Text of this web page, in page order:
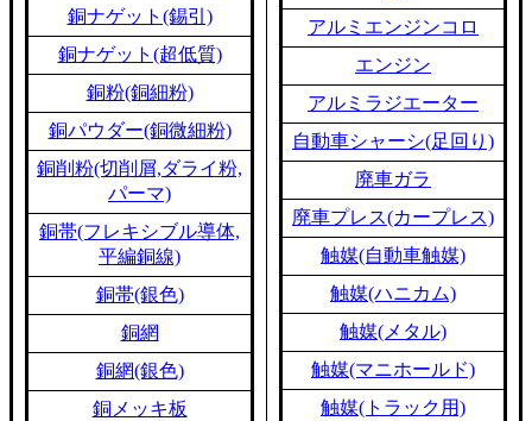
銅ナゲット(錫引)
銅ナゲット(超低質)
銅粉(銅細粉)
銅パウダー(銅微細粉)
銅削粉(切削屑,ダライ粉,
パーマ)
銅帯(フレキシブル導体,
平編銅線)
銅帯(銀色)
銅網
銅網(銀色)
銅メッキ板
アルミエンジンコロ
エンジン
アルミラジエーター
自動車シャーシ(足回り)
廃車ガラ
廃車プレス(カープレス)
触媒(自動車触媒)
触媒(ハニカム)
触媒(メタル)
触媒(マニホールド)
触媒(トラック用)